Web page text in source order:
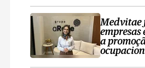
Medvitae
empresas
a